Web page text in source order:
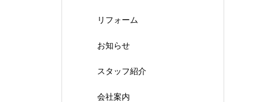
リフォーム
お知らせ
スタッフ紹介
会社案内